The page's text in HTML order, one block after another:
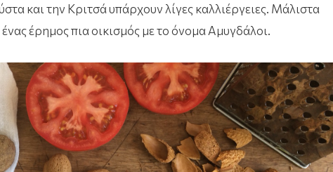
και την Κριτσά υπάρχουν λίγες καλλιέργειες. Μάλιστα
ένας έρημος πια οικισμός με το όνομα Αμυγδάλοι.